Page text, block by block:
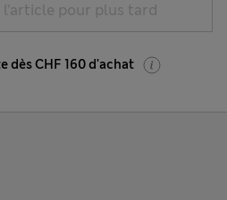
pour plus tard
dès CHF 160 d'achat